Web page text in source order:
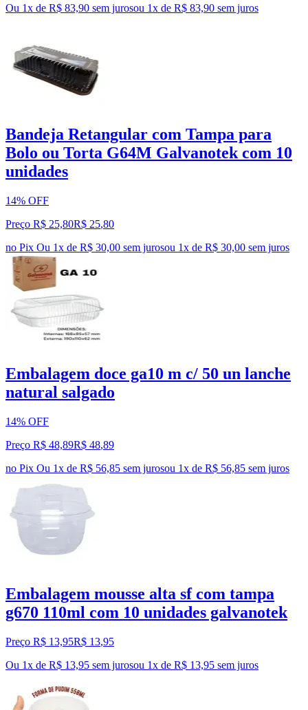
Ou 1x de R$ 83,90 sem jurosou 1x de R$ 83,90 sem juros
Bandeja Retangular com Tampa para
Bolo ou Torta G64M Galvanotek com 10
unidades
14% OFF
Preço R$ 25,80R$ 25,80
no Pix Ou 1x de R$ 30,00 sem jurosou 1x de R$ 30,00 sem juros
Embalagem doce ga10 m c/ 50 un lanche
natural salgado
14% OFF
Preço R$ 48,89R$ 48,89
no Pix Ou 1x de R$ 56,85 sem jurosou 1x de R$ 56,85 sem juros
Embalagem mousse alta sf com tampa
g670 110ml com 10 unidades galvanotek
Preço R$ 13,95R$ 13,95
Ou 1x de R$ 13,95 sem jurosou 1x de R$ 13,95 sem juros